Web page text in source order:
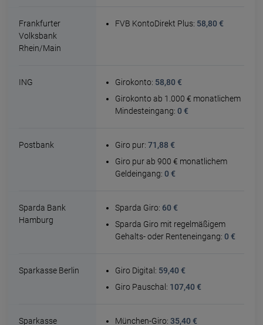
Frankfurter
Volksbank
Rhein/Main
FVB KontoDirekt Plus: 58,80 €
ING Girokonto: 58,80 €
Girokonto ab 1.000 € monatlichem
Mindesteingang: 0 €
Postbank Giro pur: 71,88 €
Giro pur ab 900 € monatlichem
Geldeingang: 0 €
Sparda Bank
Hamburg
Sparda Giro: 60 €
Sparda Giro mit regelmäßigem
Gehalts- oder Renteneingang: 0 €
Sparkasse Berlin Giro Digital: 59,40 €
Giro Pauschal: 107,40 €
Sparkasse München-Giro: 35,40 €